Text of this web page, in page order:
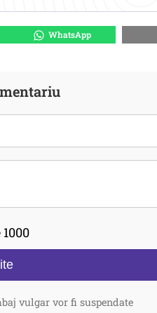
WhatsApp
vulgar vor fi suspendate